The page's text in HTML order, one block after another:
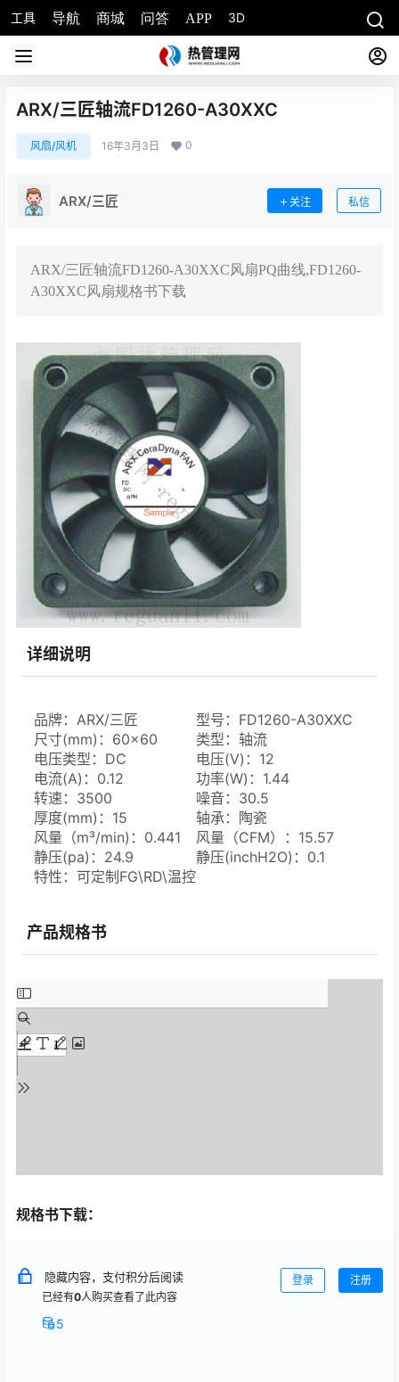
工具 导航 商城 问答 APP 3D
ARX/三匠轴流FD1260-A30XXC
风扇/风机 16年3月3日 0
ARX/三匠 关注 私信
ARX/三匠轴流FD1260-A30XXC风扇PQ曲线,FD1260-
A30XXC风扇规格书下载
详细说明
品牌：ARX/三匠
型号：FD1260-A30XXC
尺寸(mm)：60×60
类型：轴流
电压类型：DC
电压(V)：12
电流(A)：0.12
功率(W)：1.44
转速：3500
噪音：30.5
厚度(mm)：15
轴承：陶瓷
风量（m³/min)：0.441
风量（CFM）：15.57
静压(pa)：24.9
静压(inchH2O)：0.1
特性：可定制FG\RD\温控
产品规格书
规格书下载：
隐藏内容，支付积分后阅读
已经有0人购买查看了此内容
5
登录 注册